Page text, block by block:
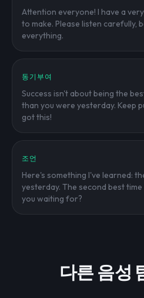
Attention everyone! I have a
to make. Please listen carefully,
everything.
동기부여
Success isn't about being the
than you were yesterday. Keep
got this!
조언
Here's something I've learned:
yesterday. The second best
you waiting for?
다른 음성